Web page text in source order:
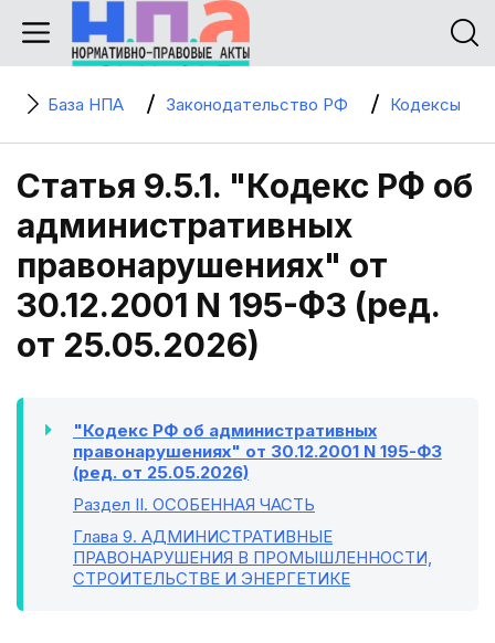
База НПА Законодательство РФ Кодексы
Статья 9.5.1. "Кодекс РФ об
административных
правонарушениях" от
30.12.2001 N 195-ФЗ (ред.
от 25.05.2026)
"Кодекс РФ об административных
правонарушениях" от 30.12.2001 N 195-ФЗ
(ред. от 25.05.2026)
Раздел II. ОСОБЕННАЯ ЧАСТЬ
Глава 9. АДМИНИСТРАТИВНЫЕ
ПРАВОНАРУШЕНИЯ В ПРОМЫШЛЕННОСТИ,
СТРОИТЕЛЬСТВЕ И ЭНЕРГЕТИКЕ